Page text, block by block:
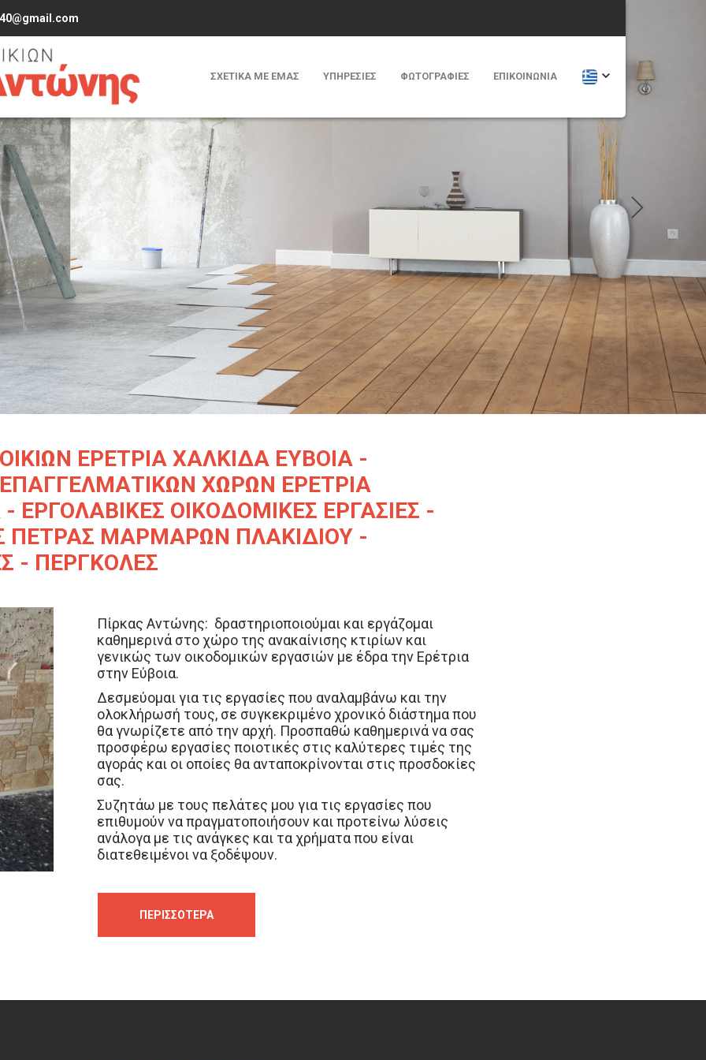
ΣΧΕΤΙΚΑ ΜΕ ΕΜΑΣ ΥΠΗΡΕΣΙΕΣ ΦΩΤΟΓΡΑΦΊΕΣ ΕΠΙΚΟΙΝΩΝΊΑ
ΕΡΕΤΡΙΑ ΧΑΛΚΙΔΑ ΕΥΒΟΙΑ -
ΕΠΑΓΓΕΛΜΑΤΙΚΩΝ ΧΩΡΩΝ ΕΡΕΤΡΙΑ
ΕΡΓΟΛΑΒΙΚΕΣ ΟΙΚΟΔΟΜΙΚΕΣ ΕΡΓΑΣΙΕΣ -
ΠΕΤΡΑΣ ΜΑΡΜΑΡΩΝ ΠΛΑΚΙΔΙΟΥ -
- ΠΕΡΓΚΟΛΕΣ
Πίρκας Αντώνης: δραστηριοποιούμαι και εργάζομαι
καθημερινά στο χώρο της ανακαίνισης κτιρίων και
γενικώς των οικοδομικών εργασιών με έδρα την Ερέτρια
στην Εύβοια.
Δεσμεύομαι για τις εργασίες που αναλαμβάνω και την
ολοκλήρωσή τους, σε συγκεκριμένο χρονικό διάστημα που
θα γνωρίζετε από την αρχή. Προσπαθώ καθημερινά να σας
προσφέρω εργασίες ποιοτικές στις καλύτερες τιμές της
αγοράς και οι οποίες θα ανταποκρίνονται στις προσδοκίες
σας.
Συζητάω με τους πελάτες μου για τις εργασίες που
επιθυμούν να πραγματοποιήσουν και προτείνω λύσεις
ανάλογα με τις ανάγκες και τα χρήματα που είναι
διατεθειμένοι να ξοδέψουν.
ολοκληρωμένες υπηρεσίες.
καθώς και την υπόλοιπη Ελλάδα ( κατόπιν συνεννόησης ),
ΠΕΡΙΣΣΌΤΕΡΑ